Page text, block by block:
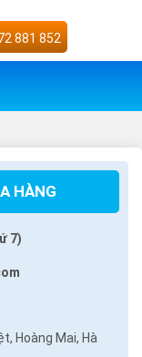
881 852
HÀNG
7)
Hoàng Mai, Hà